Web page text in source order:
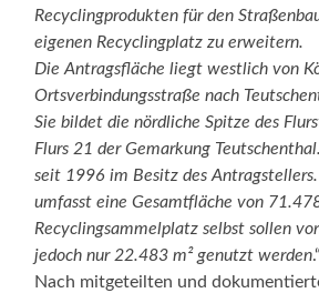
Recyclingprodukten für den
eigenen Recyclingplatz zu erweitern.
Die Antragsfläche liegt westlich von
Ortsverbindungsstraße nach
Sie bildet die nördliche Spitze des
Flurs 21 der Gemarkung
seit 1996 im Besitz des
umfasst eine Gesamtfläche von
Recyclingsammelplatz selbst sollen
jedoch nur 22.483 m² genutzt werden
Nach mitgeteilten und